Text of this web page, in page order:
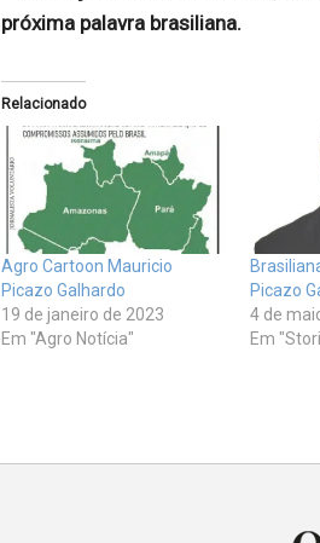
próxima palavra brasiliana.
Relacionado
Agro Cartoon Mauricio
Picazo Galhardo
19 de janeiro de 2023
Em "Agro Notícia"
Picazo
4 de
Em